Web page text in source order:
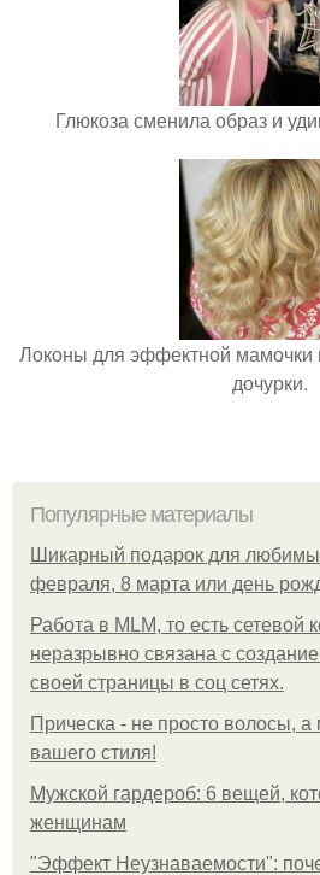
Глюкоза сменила образ и
Локоны для эффектной мамочки
дочурки.
Популярные материалы
Шикарный подарок для
февраля, 8 марта или день
Работа в MLM, то есть сетевой
неразрывно связана с создание
своей страницы в соц сетях.
Прическа - не просто волосы,
вашего стиля!
Мужской гардероб: 6 вещей,
женщинам
"Эффект Неузнаваемости":